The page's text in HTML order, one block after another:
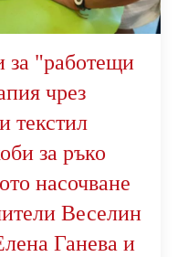
за "работещи
чрез
текстил
за ръко
насочване
Веселин
Ганева и